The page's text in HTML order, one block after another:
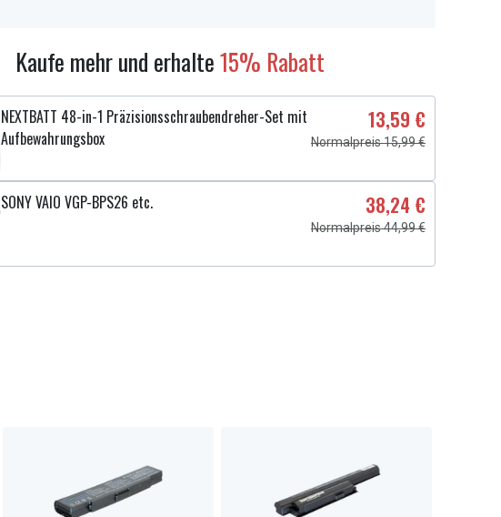
Kaufe mehr und erhalte15% Rabatt
NEXTBATT 48-in-1 Präzisionsschraubendreher-Set mit
Aufbewahrungsbox
13,59 €
Normalpreis 15,99 €
SONY VAIO VGP-BPS26 etc. 38,24 €
Normalpreis 44,99 €